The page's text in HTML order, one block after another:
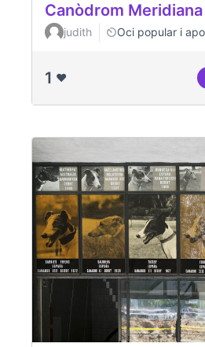
Canòdrom
judith Oci popular i
1 ❤️